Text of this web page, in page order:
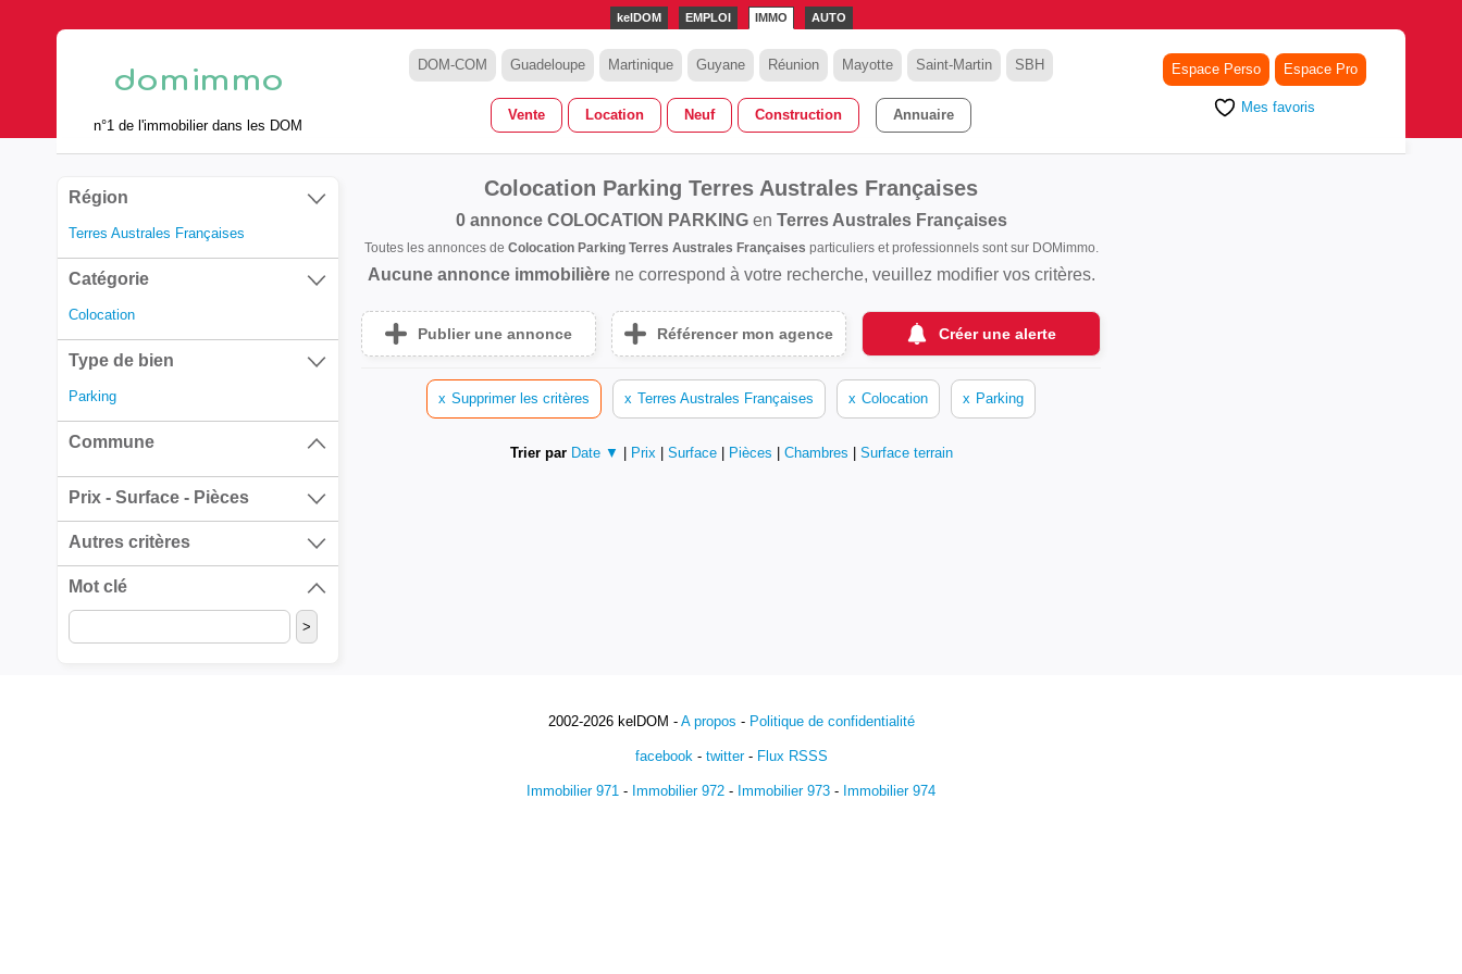
kelDOM EMPLOI IMMO AUTO
n°1 de l'immobilier dans les DOM
DOM-COM Guadeloupe Martinique Guyane Réunion Mayotte Saint-Martin SBH
Vente Location Neuf Construction Annuaire
Espace Perso Espace Pro
Mes favoris
Région
Terres Australes Françaises
Catégorie
Colocation
Type de bien
Parking
Commune
Prix - Surface - Pièces
Autres critères
Mot clé
Colocation Parking Terres Australes Françaises
0 annonce COLOCATION PARKINGen Terres Australes Françaises
Toutes les annonces de Colocation Parking Terres Australes Françaises particuliers et professionnels sont sur DOMimmo.
Aucune annonce immobilièrene correspond à votre recherche, veuillez modifier vos critères.
Publier une annonce Référencer mon agence Créer une alerte
x Supprimer les critères x Terres Australes Françaises x Colocation x Parking
Trier par Date ▼ Prix Surface Pièces Chambres Surface terrain
2002-2026 kelDOM - A propos - Politique de confidentialité
facebook- twitter- Flux RSSS
Immobilier 971 - Immobilier 972 - Immobilier 973 - Immobilier 974